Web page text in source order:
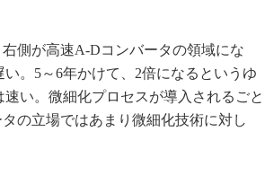
側が高速A-Dコンバータの領域にな
。5～6年かけて、2倍になるというゆ
い。微細化プロセスが導入されるごと
の立場ではあまり微細化技術に対し